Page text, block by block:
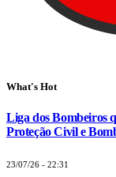
What's Hot
Liga dos Bombeiros
Proteção Civil e
23/07/26 - 22:31